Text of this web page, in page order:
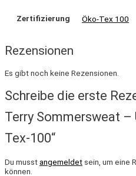
Zertifizierung Öko-Tex 100
Rezensionen
Es gibt noch keine Rezensionen.
Schreibe die erste
Terry Sommersweat –
Tex-100“
Du musstangemeldet sein, um eine
können.